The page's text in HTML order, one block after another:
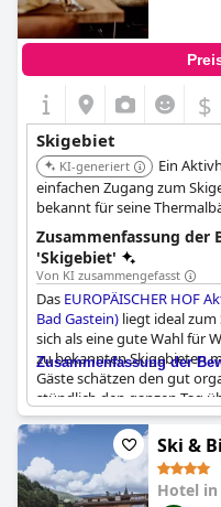
$
Skigebiet
KI-generiert
Ein
einfachen Zugang zum
bekannt für seine
über mehrere verbundene
Zusammenfassung der
'Skigebiet'
Von KI zusammengefasst
Das EUROPÄISCHER HOF
Bad Gastein) liegt ideal
sich als eine gute Wahl für
zu bekannten Skigebieten
Gäste schätzen den gut
stündlich den ganzen Tag
sich die Skibushaltestelle
Zusätzlich bietet das Hotel
nach Bad Gastein an, was
macht.
Zusammenfassung der
Ski &
Hotel in